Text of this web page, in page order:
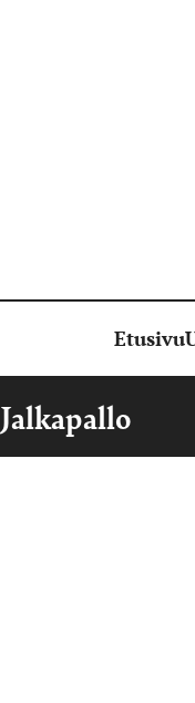
Etusivu
Jalkapallo